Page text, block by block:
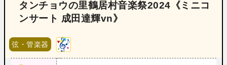
タンチョウの里鶴居村音楽祭2024《ミニコ
ンサート 成田達輝vn》
弦・管楽器